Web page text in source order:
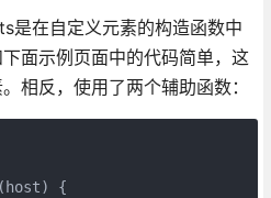
在自定义元素的构造函数中
面示例页面中的代码简单，这
相反，使用了两个辅助函数：
{